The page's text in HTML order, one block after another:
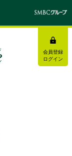
会員登録
ログイン